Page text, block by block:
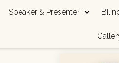
Speaker & Presenter